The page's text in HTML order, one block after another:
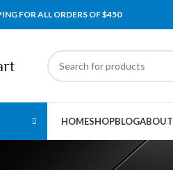
FOR ALL ORDERS OF $450
HOMESHOPBLOG